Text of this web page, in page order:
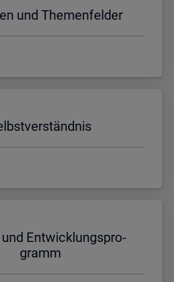
und The­men­fel­der
und Ent­wick­lungs­pro­
gramm